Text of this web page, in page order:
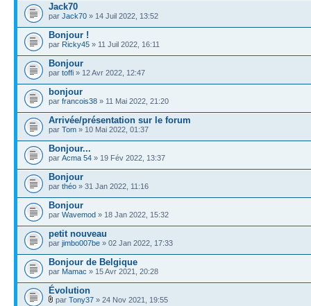
Jack70
par Jack70 » 14 Juil 2022, 13:52
Bonjour !
par Ricky45 » 11 Juil 2022, 16:11
Bonjour
par toffi » 12 Avr 2022, 12:47
bonjour
par francois38 » 11 Mai 2022, 21:20
Arrivée/présentation sur le forum
par Tom » 10 Mai 2022, 01:37
Bonjour...
par Acma 54 » 19 Fév 2022, 13:37
Bonjour
par théo » 31 Jan 2022, 11:16
Bonjour
par Wavemod » 18 Jan 2022, 15:32
petit nouveau
par jimbo007be » 02 Jan 2022, 17:33
Bonjour de Belgique
par Mamac » 15 Avr 2021, 20:28
Évolution
par Tony37 » 24 Nov 2021, 19:55